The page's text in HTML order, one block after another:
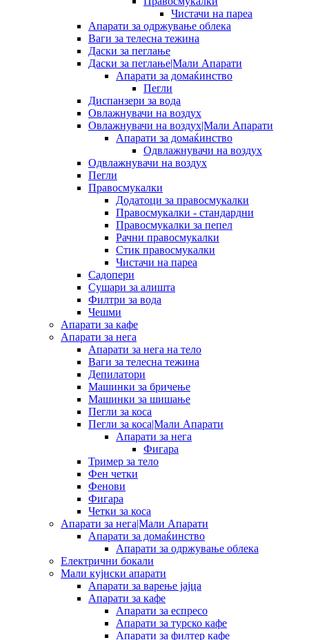
Чистачи на пареа
Апарати за одржување облека
Ваги за телесна тежина
Даски за пеглање
Даски за пеглање|Мали Апарати
Апарати за домаќинство
Пегли
Диспанзери за вода
Овлажнувачи на воздух
Овлажнувачи на воздух|Мали Апарати
Апарати за домаќинство
Одвлажнувачи на воздух
Одвлажнувачи на воздух
Пегли
Правосмукалки
Додатоци за правосмукалки
Правосмукалки - стандардни
Правосмукалки за пепел
Рачни правосмукалки
Стик правосмукалки
Чистачи на пареа
Садопери
Сушари за алишта
Филтри за вода
Чешми
Апарати за кафе
Апарати за нега
Апарати за нега на тело
Ваги за телесна тежина
Депилатори
Машинки за бричење
Машинки за шишање
Пегли за коса
Пегли за коса|Мали Апарати
Апарати за нега
Фигара
Тример за тело
Фен четки
Фенови
Фигара
Четки за коса
Апарати за нега|Мали Апарати
Апарати за домаќинство
Апарати за одржување облека
Електрични бокали
Мали кујнски апарати
Апарати за варење јајца
Апарати за кафе
Апарати за еспресо
Апарати за турско кафе
Апарати за филтер кафе